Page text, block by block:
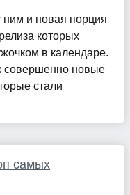
ним и новая порция
которых
в календаре.
совершенно новые
стали
самых